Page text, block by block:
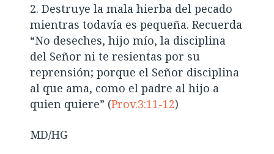
Destruye la mala hierba del pecado
mientras todavía es pequeña. Recuerda
“No deseches, hijo mío, la disciplina
del Señor ni te resientas por su
reprensión; porque el Señor disciplina
al que ama, como el padre al hijo a
quien quiere” (Prov.3:11-12)
MD/HG